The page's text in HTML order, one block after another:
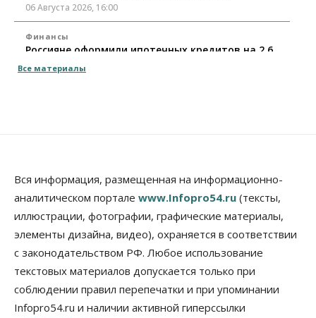
06 Августа 2026, 16:00
Финансы
Россияне оформили ипотечных кредитов на 2,6
06 Августа 2026, 15:53
Бизнес
Правительство России продлило разрешение на
выпуск бензина «Евро-3»
06 Августа 2026, 14:00
Общество
«За тех, у кого от 270 баллов,
настоящая борьба»: вузы настойчиво
обзванивают новосибирских высокобалльников
перед зачислением
06 Августа 2026, 13:00
Все материалы
Вся информация, размещенная на информационно-
аналитическом портале www.Infopro54.ru (тексты,
иллюстрации, фотографии, графические материалы,
элементы дизайна, видео), охраняется в соответствии
с законодательством РФ. Любое использование
текстовых материалов допускается только при
соблюдении правил перепечатки и при упоминании
Infopro54.ru и наличии активной гиперссылки